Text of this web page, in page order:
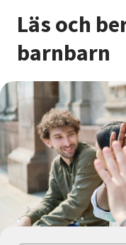
För dig som
Sök kurser och
Om SV
Starta studiecirkel
Cirkelledare
Nyheter
Läs och
barnbarn